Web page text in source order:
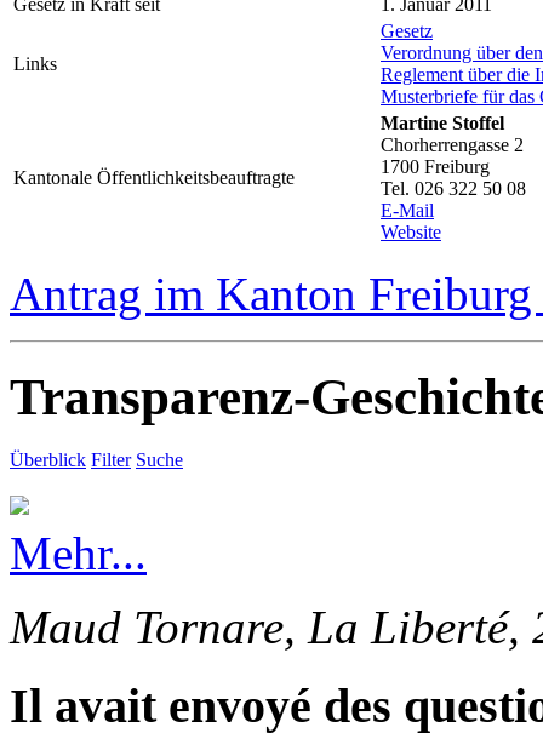
Links
Gesetz
Verordnung über
Reglement über die
Musterbriefe für das
Kantonale Öffentlichkeitsbeauftragte
Martine Stoffel
Chorherrengasse 2
1700 Freiburg
Tel. 026 322 50 08
E-Mail
Website
Antrag im Kanton Freiburg
Transparenz-
Überblick Filter Suche
Mehr...
Maud Tornare, La Liberté,
Il avait envoyé des